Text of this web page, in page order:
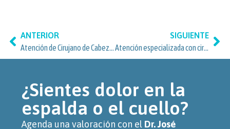
ANTERIOR
Atención de Cirujano de Cabeza y Cuello en Guadalupe Inn y Álvaro Obregón
SIGUIENTE
Atención especializada con cirujano de cabeza y cuello en Clínica Spine para vecinos de Del Carmen, Coyoacán
¿Sientes dolor en la
espalda o el cuello?
Agenda una valoración con el Dr. José